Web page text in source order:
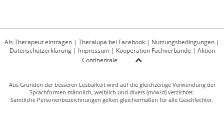
Als Therapeut eintragen | Theralupa bei Facebook | Nutzungsbedingungen |
Datenschutzerklärung| Impressum| Kooperation Fachverbände | Aktion
Continentale
Aus Gründen der besseren Lesbarkeit wird auf die gleichzeitige Verwendung der
Sprachformen männlich, weiblich und divers (m/w/d) verzichtet.
Sämtliche Personenbezeichnungen gelten gleichermaßen für alle Geschlechter.